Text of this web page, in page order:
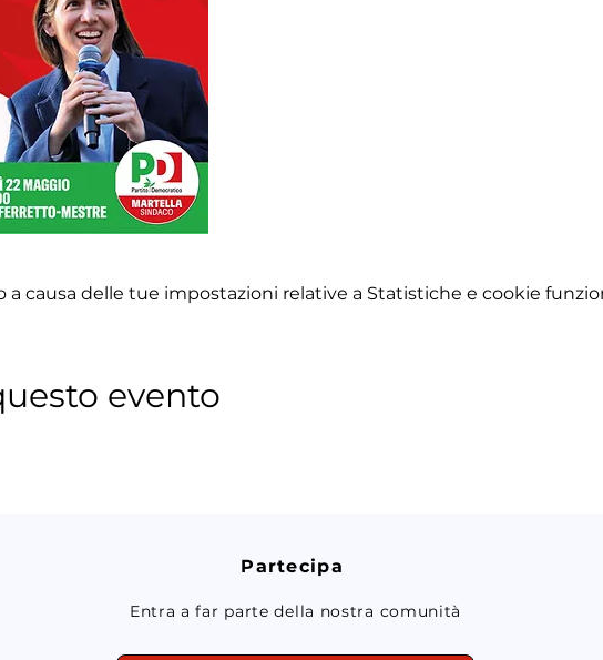
a causa delle tue impostazioni relative a Statistiche e cookie
evento
Partecipa
Entra a far parte della nostra comunità